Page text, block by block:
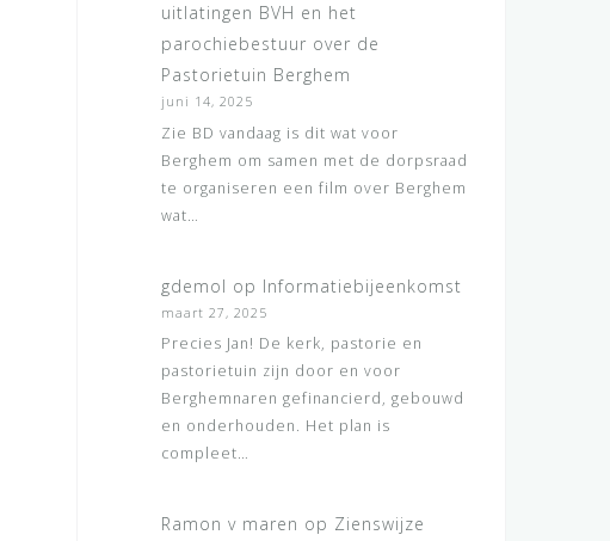
uitlatingen BVH en het
parochiebestuur over de
Pastorietuin Berghem
juni 14, 2025
Zie BD vandaag is dit wat voor
Berghem om samen met de dorpsraad
te organiseren een film over Berghem
wat…
gdemol op Informatiebijeenkomst
maart 27, 2025
Precies Jan! De kerk, pastorie en
pastorietuin zijn door en voor
Berghemnaren gefinancierd, gebouwd
en onderhouden. Het plan is
compleet…
Ramon v maren op Zienswijze